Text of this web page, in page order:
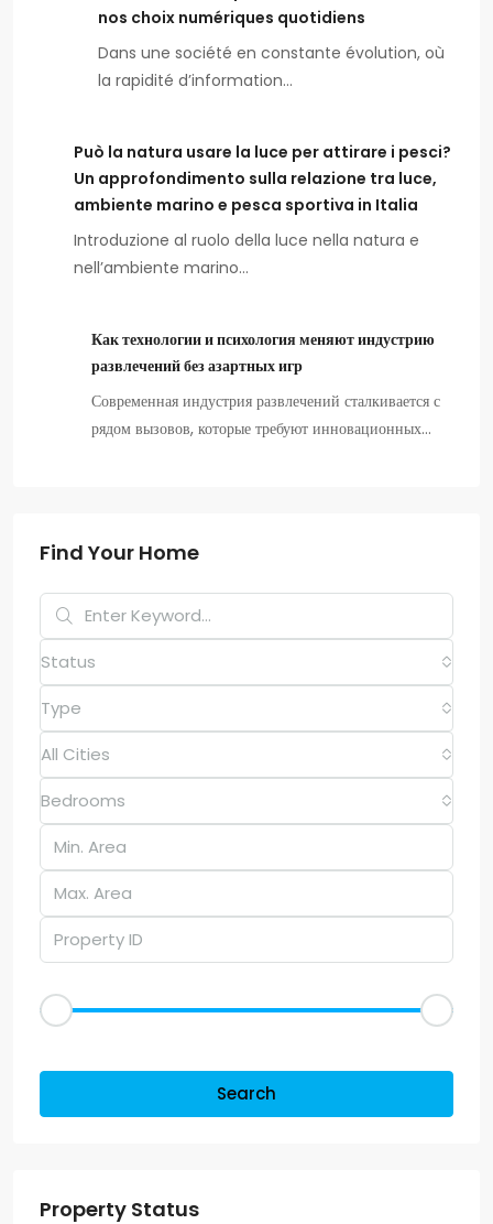
nos choix numériques quotidiens
Dans une société en constante évolution, où
la rapidité d’information…
Può la natura usare la luce per attirare i pesci?
Un approfondimento sulla relazione tra luce,
ambiente marino e pesca sportiva in Italia
Introduzione al ruolo della luce nella natura e
nell’ambiente marino…
Как технологии и психология меняют индустрию
развлечений без азартных игр
Современная индустрия развлечений сталкивается с
рядом вызовов, которые требуют инновационных…
Find Your Home
Status
Type
All Cities
Bedrooms
Search
Property Status